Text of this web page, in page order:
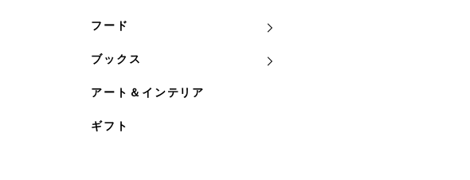
フード
ブックス
アート＆インテリア
ギフト